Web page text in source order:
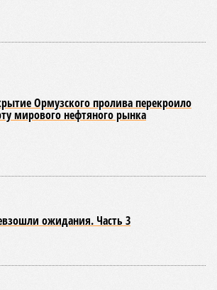
охранника, курьера и тех
рядом. Гражданских
и целенаправленно. Если исходить
террористами являются те, кто
гражданских лиц с целью одних –
– запугать, то на Кудринской
классический террористический
вставляй». «Теракты стали
часто,
режима свидетельствуют, что
террор как своё главное
Сергуну с Коробовым (да и их сменщику
вовсе не за крымскую операцию,
СМИ, а за то, что они вернули военной
Генералы Сергун и Коробов
жизней». Объяснять надо, о чём идёт речь?